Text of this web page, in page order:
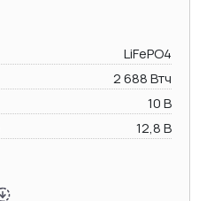
LiFePO4
2 688 Втч
10 В
12,8 В